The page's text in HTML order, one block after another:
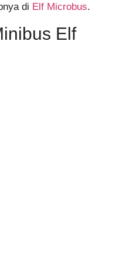
di Elf Microbus.
Elf